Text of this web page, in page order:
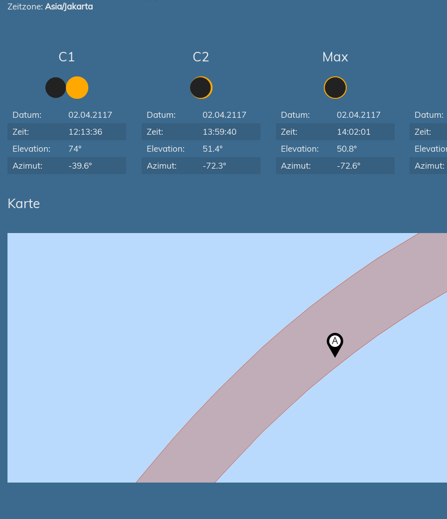
Zeitzone: Asia/Jakarta
C1
Datum:
02.04.2117
Zeit:
12:13:36
Elevation:
74°
Azimut:
-39.6°
C2
Datum:
02.04.2117
Zeit:
13:59:40
Elevation:
51.4°
Azimut:
-72.3°
Max
Datum:
02.04.2117
Zeit:
14:02:01
Elevation:
50.8°
Azimut:
-72.6°
Datum:
Zeit:
Azimut:
Karte